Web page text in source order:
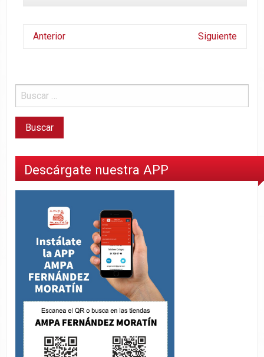
Anterior Siguiente
Descárgate nuestra APP